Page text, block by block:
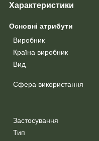
Характеристики
Основні атрибути
Виробник
Країна виробник
Вид
Сфера використання
Застосування
Тип